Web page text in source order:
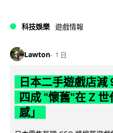
科技娛樂 遊戲情報
Lawton 1 日
日本二手遊戲店
四成 "懷舊"在 Z
感」